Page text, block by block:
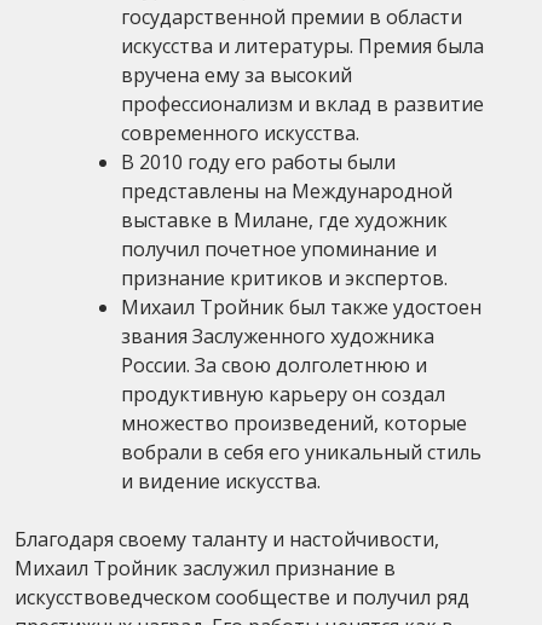
государственной премии в области
искусства и литературы. Премия была
вручена ему за высокий
профессионализм и вклад в развитие
современного искусства.
В 2010 году его работы были
представлены на Международной
выставке в Милане, где художник
получил почетное упоминание и
признание критиков и экспертов.
Михаил Тройник был также удостоен
звания Заслуженного художника
России. За свою долголетнюю и
продуктивную карьеру он создал
множество произведений, которые
вобрали в себя его уникальный стиль
и видение искусства.
Благодаря своему таланту и настойчивости,
Михаил Тройник заслужил признание в
искусствоведческом сообществе и получил ряд